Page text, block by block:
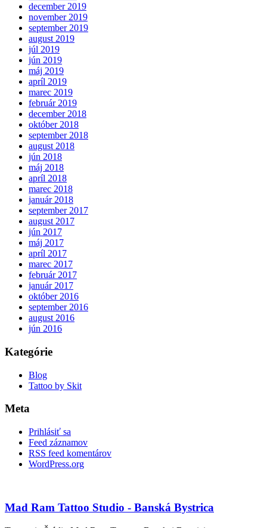
december 2019
november 2019
september 2019
august 2019
júl 2019
jún 2019
máj 2019
apríl 2019
marec 2019
február 2019
december 2018
október 2018
september 2018
august 2018
jún 2018
máj 2018
apríl 2018
marec 2018
január 2018
september 2017
august 2017
jún 2017
máj 2017
apríl 2017
marec 2017
február 2017
január 2017
október 2016
september 2016
august 2016
jún 2016
Kategórie
Blog
Tattoo by Skit
Meta
Prihlásiť sa
Feed záznamov
RSS feed komentárov
WordPress.org
Mad Ram Tattoo Studio - Banská Bystrica